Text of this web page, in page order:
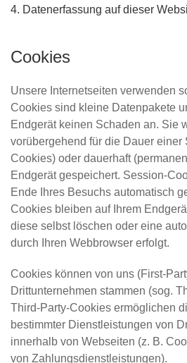
4. Datenerfassung auf dieser
Cookies
Unsere Internetseiten verwenden
Cookies sind kleine Datenpakete
Endgerät keinen Schaden an. Sie
vorübergehend für die Dauer einer
Cookies) oder dauerhaft
Endgerät gespeichert. Session-
Ende Ihres Besuchs automatisch
Cookies bleiben auf Ihrem
diese selbst löschen oder eine
durch Ihren Webbrowser erfolgt.
Cookies können von uns (First-
Drittunternehmen stammen (sog.
Third-Party-Cookies ermöglichen
bestimmter Dienstleistungen von
innerhalb von Webseiten (z. B.
von Zahlungsdienstleistungen).